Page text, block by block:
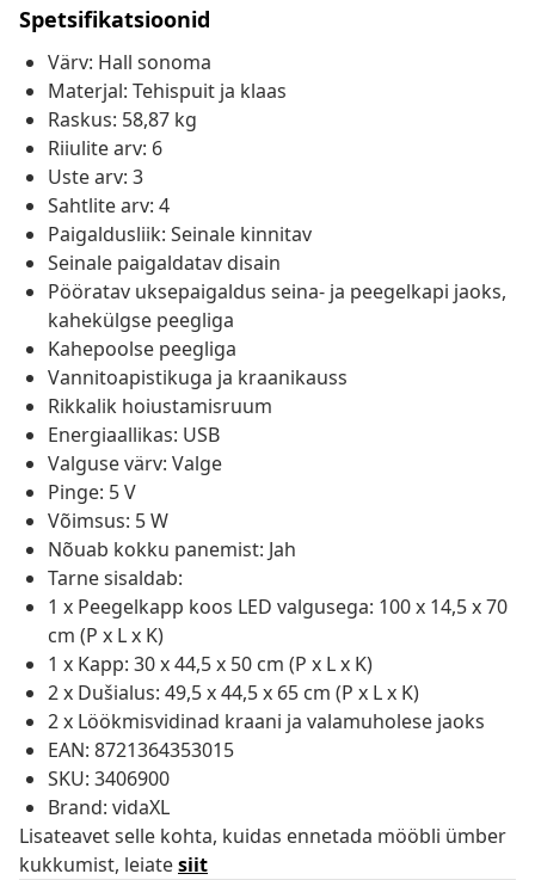
Spetsifikatsioonid
Värv: Hall sonoma
Materjal: Tehispuit ja klaas
Raskus: 58,87 kg
Riiulite arv: 6
Uste arv: 3
Sahtlite arv: 4
Paigaldusliik: Seinale kinnitav
Seinale paigaldatav disain
Pööratav uksepaigaldus seina- ja peegelkapi jaoks,
kahekülgse peegliga
Kahepoolse peegliga
Vannitoapistikuga ja kraanikauss
Rikkalik hoiustamisruum
Energiaallikas: USB
Valguse värv: Valge
Pinge: 5 V
Võimsus: 5 W
Nõuab kokku panemist: Jah
Tarne sisaldab:
1 x Peegelkapp koos LED valgusega: 100 x 14,5 x 70
cm (P x L x K)
1 x Kapp: 30 x 44,5 x 50 cm (P x L x K)
2 x Dušialus: 49,5 x 44,5 x 65 cm (P x L x K)
2 x Löökmisvidinad kraani ja valamuholese jaoks
EAN: 8721364353015
SKU: 3406900
Brand: vidaXL
Lisateavet selle kohta, kuidas ennetada mööbli ümber
kukkumist, leiatesiit